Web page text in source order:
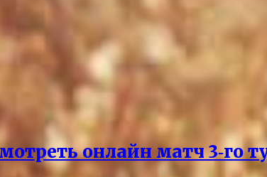
онлайн матч 3‑го